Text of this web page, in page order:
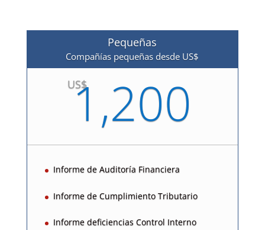
Pequeñas
Compañías pequeñas desde US$
US$
1,200
Informe de Auditoría Financiera
Informe de Cumplimiento Tributario
Informe deficiencias Control Interno